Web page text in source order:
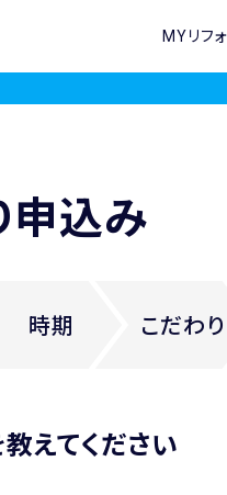
MYリフ
申込み
時期 こだわり
えてください